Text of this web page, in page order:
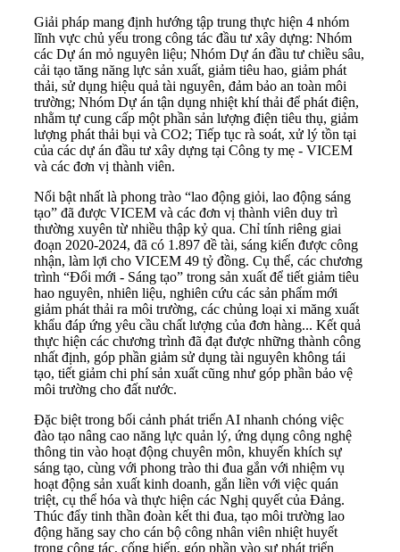
Giải pháp mang định hướng tập trung thực hiện 4 nhóm
lĩnh vực chủ yếu trong công tác đầu tư xây dựng: Nhóm
các Dự án mỏ nguyên liệu; Nhóm Dự án đầu tư chiều sâu,
cải tạo tăng năng lực sản xuất, giảm tiêu hao, giảm phát
thải, sử dụng hiệu quả tài nguyên, đảm bảo an toàn môi
trường; Nhóm Dự án tận dụng nhiệt khí thải để phát điện,
nhằm tự cung cấp một phần sản lượng điện tiêu thụ, giảm
lượng phát thải bụi và CO2; Tiếp tục rà soát, xử lý tồn tại
của các dự án đầu tư xây dựng tại Công ty mẹ - VICEM
và các đơn vị thành viên.
Nổi bật nhất là phong trào “lao động giỏi, lao động sáng
tạo” đã được VICEM và các đơn vị thành viên duy trì
thường xuyên từ nhiều thập kỷ qua. Chỉ tính riêng giai
đoạn 2020-2024, đã có 1.897 đề tài, sáng kiến được công
nhận, làm lợi cho VICEM 49 tỷ đồng. Cụ thể, các chương
trình “Đổi mới - Sáng tạo” trong sản xuất để tiết giảm tiêu
hao nguyên, nhiên liệu, nghiên cứu các sản phẩm mới
giảm phát thải ra môi trường, các chủng loại xi măng xuất
khẩu đáp ứng yêu cầu chất lượng của đơn hàng... Kết quả
thực hiện các chương trình đã đạt được những thành công
nhất định, góp phần giảm sử dụng tài nguyên không tái
tạo, tiết giảm chi phí sản xuất cũng như góp phần bảo vệ
môi trường cho đất nước.
Đặc biệt trong bối cảnh phát triển AI nhanh chóng việc
đào tạo nâng cao năng lực quản lý, ứng dụng công nghệ
thông tin vào hoạt động chuyên môn, khuyến khích sự
sáng tạo, cùng với phong trào thi đua gắn với nhiệm vụ
hoạt động sản xuất kinh doanh, gắn liền với việc quán
triệt, cụ thể hóa và thực hiện các Nghị quyết của Đảng.
Thúc đẩy tinh thần đoàn kết thi đua, tạo môi trường lao
động hăng say cho cán bộ công nhân viên nhiệt huyết
trong công tác, cống hiến, góp phần vào sự phát triển